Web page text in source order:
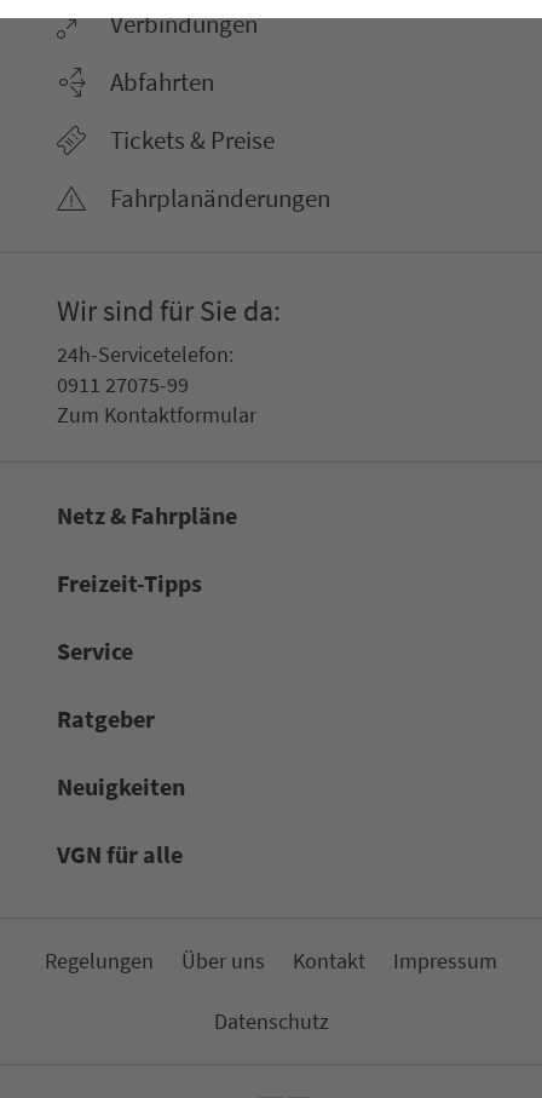
Ver­bin­dungen
Abfahrten
Tickets & Preise
Fahr­plan­ände­rungen
Wir sind für Sie da:
24h-Ser­vice­te­le­fon:
0911 27075-99
Zum Kon­taktformular
Netz & Fahrpläne
Frei­zeit-Tipps
Service
Rat­ge­ber
Neuigkeiten
VGN für alle
Re­ge­lungen Über uns Kon­takt Impressum
Da­ten­schutz